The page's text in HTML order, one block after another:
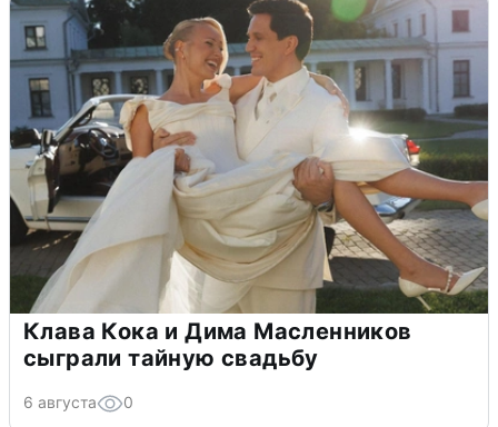
Клава Кока и Дима Масленников
сыграли тайную свадьбу
6 августа 0